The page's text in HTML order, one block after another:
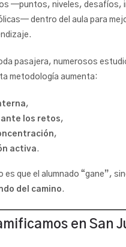
—puntos, niveles, desafíos,
dentro del aula para
pasajera, numerosos
metodología aumenta:
,
los retos,
,
activa.
es que el alumnado “gane”,
del camino.
en San